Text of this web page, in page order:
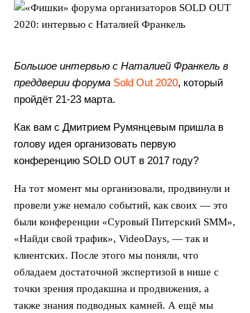
Большое интервью с Наталией Франкель в
преддверии форума Sold Out 2020, который
пройдёт 21-23 марта.
Как вам с Дмитрием Румянцевым пришла в
голову идея организовать первую
конференцию SOLD OUT в 2017 году?
На тот момент мы организовали, продвинули и
провели уже немало событий, как своих — это
были конференции «Суровый Питерский SMM»,
«Найди свой трафик», VideoDays, — так и
клиентских. После этого мы поняли, что
обладаем достаточной экспертизой в нише с
точки зрения продакшна и продвижения, а
также знания подводных камней. А ещё мы